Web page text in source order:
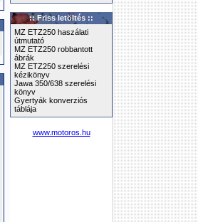
:: Friss letöltés ::
MZ ETZ250 haszálati
útmutató
MZ ETZ250 robbantott
ábrák
MZ ETZ250 szerelési
kézikönyv
Jawa 350/638 szerelési
könyv
Gyertyák konverziós
táblája
www.motoros.hu